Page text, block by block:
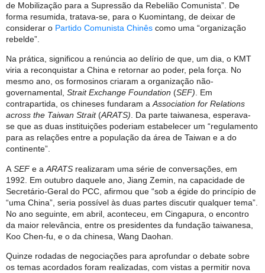
de Mobilização para a Supressão da Rebelião Comunista”. De
forma resumida, tratava-se, para o Kuomintang, de deixar de
considerar o Partido Comunista Chinês como uma “organização
rebelde”.
Na prática, significou a renúncia ao delírio de que, um dia, o KMT
viria a reconquistar a China e retornar ao poder, pela força. No
mesmo ano, os formosinos criaram a organização não-
governamental, Strait Exchange Foundation (SEF). Em
contrapartida, os chineses fundaram aAssociation for Relations
across the Taiwan Strait(ARATS). Da parte taiwanesa, esperava-
se que as duas instituições poderiam estabelecer um “regulamento
para as relações entre a população da área de Taiwan e a do
continente”.
A SEFe a ARATS realizaram uma série de conversações, em
1992. Em outubro daquele ano, Jiang Zemin, na capacidade de
Secretário-Geral do PCC, afirmou que “sob a égide do princípio de
“uma China”, seria possível às duas partes discutir qualquer tema”.
No ano seguinte, em abril, aconteceu, em Cingapura, o encontro
da maior relevância, entre os presidentes da fundação taiwanesa,
Koo Chen-fu, e o da chinesa, Wang Daohan.
Quinze rodadas de negociações para aprofundar o debate sobre
os temas acordados foram realizadas, com vistas a permitir nova